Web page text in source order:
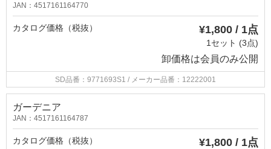
JAN：4517161164770
カタログ価格（税抜） ¥1,800 / 1点
1セット (3点)
卸価格は会員のみ公開
SD品番：9771693S1 / メーカー品番：12222001
ガーデニア
JAN：4517161164787
カタログ価格（税抜） ¥1,800 / 1点